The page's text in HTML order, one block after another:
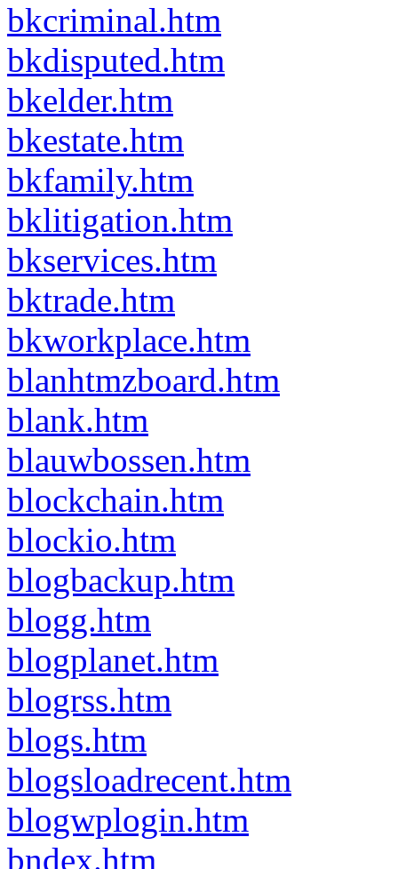
bkcriminal.htm
bkdisputed.htm
bkelder.htm
bkestate.htm
bkfamily.htm
bklitigation.htm
bkservices.htm
bktrade.htm
bkworkplace.htm
blanhtmzboard.htm
blank.htm
blauwbossen.htm
blockchain.htm
blockio.htm
blogbackup.htm
blogg.htm
blogplanet.htm
blogrss.htm
blogs.htm
blogsloadrecent.htm
blogwplogin.htm
bndex.htm